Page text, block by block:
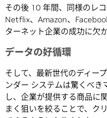
その後 10 年間、同様のレ
Netflix、Amazon、
ターネット企業の成功に欠
データの好循環
そして、最新世代のディー
ンダー システムは驚くべき
し、企業が提供する商品に
まく狙いを絞ることで、ク